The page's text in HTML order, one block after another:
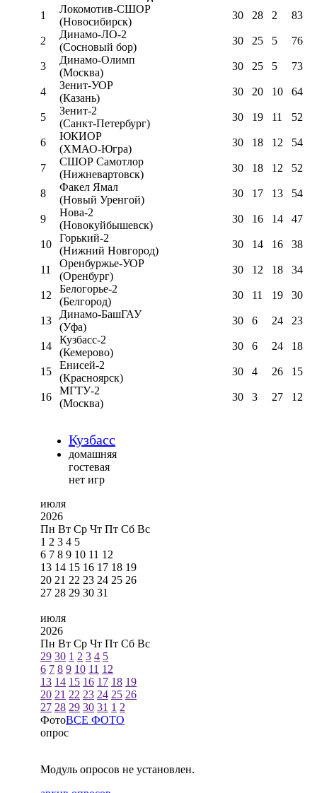
1
Локомотив-CШОР
(Новосибирск)
30 28 2 83
2
Динамо-ЛО-2
(Сосновый бор)
30 25 5 76
3
Динамо-Олимп
(Москва)
30 25 5 73
4
Зенит-УОР
(Казань)
30 20 10 64
5
Зенит-2
(Санкт-Петербург)
30 19 11 52
6
ЮКИОР
(ХМАО-Югра)
30 18 12 54
7
СШОР Самотлор
(Нижневартовск)
30 18 12 52
8
Факел Ямал
(Новый Уренгой)
30 17 13 54
9
Нова-2
(Новокуйбышевск)
30 16 14 47
10
Горький-2
(Нижний Новгород)
30 14 16 38
11
Оренбуржье-УОР
(Оренбург)
30 12 18 34
12
Белогорье-2
(Белгород)
30 11 19 30
13
Динамо-БашГАУ
(Уфа)
30 6 24 23
14
Кузбасс-2
(Кемерово)
30 6 24 18
15
Енисей-2
(Красноярск)
30 4 26 15
16
МГТУ-2
(Москва)
30 3 27 12
Кузбасс
домашняя
гостевая
нет игр
июля
2026
Пн Вт Ср Чт Пт Сб Вс
1 2 3 4 5
6 7 8 9 10 11 12
13 14 15 16 17 18 19
20 21 22 23 24 25 26
27 28 29 30 31
июля
2026
Пн Вт Ср Чт Пт Сб Вс
29 30 1 2 3 4 5
6 7 8 9 10 11 12
13 14 15 16 17 18 19
20 21 22 23 24 25 26
27 28 29 30 31 1 2
ФотоВСЕ ФОТО
опрос
Модуль опросов не установлен.